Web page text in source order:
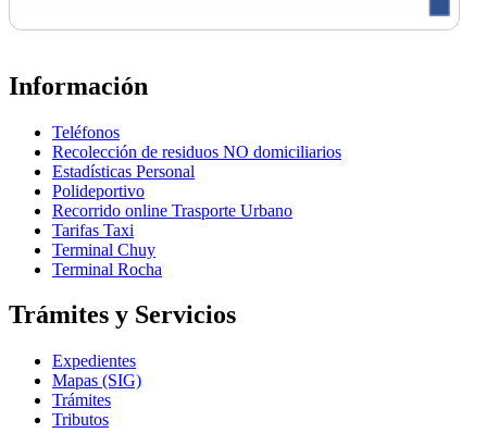
Información
Teléfonos
Recolección de residuos NO domiciliarios
Estadísticas Personal
Polideportivo
Recorrido online Trasporte Urbano
Tarifas Taxi
Terminal Chuy
Terminal Rocha
Trámites y Servicios
Expedientes
Mapas (SIG)
Trámites
Tributos